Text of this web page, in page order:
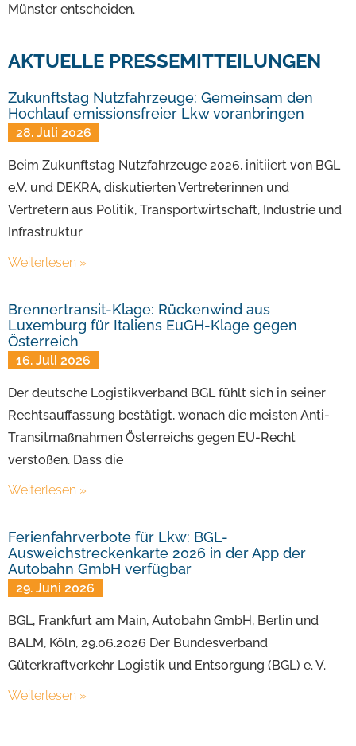
Münster entscheiden.
AKTUELLE PRESSEMITTEILUNGEN
Zukunftstag Nutzfahrzeuge: Gemeinsam den
Hochlauf emissionsfreier Lkw voranbringen
28. Juli 2026
Beim Zukunftstag Nutzfahrzeuge 2026, initiiert von BGL
e.V. und DEKRA, diskutierten Vertreterinnen und
Vertretern aus Politik, Transportwirtschaft, Industrie und
Infrastruktur
Weiterlesen »
Brennertransit-Klage: Rückenwind aus
Luxemburg für Italiens EuGH-Klage gegen
Österreich
16. Juli 2026
Der deutsche Logistikverband BGL fühlt sich in seiner
Rechtsauffassung bestätigt, wonach die meisten Anti-
Transitmaßnahmen Österreichs gegen EU-Recht
verstoßen. Dass die
Weiterlesen »
Ferienfahrverbote für Lkw: BGL-
Ausweichstreckenkarte 2026 in der App der
Autobahn GmbH verfügbar
29. Juni 2026
BGL, Frankfurt am Main, Autobahn GmbH, Berlin und
BALM, Köln, 29.06.2026 Der Bundesverband
Güterkraftverkehr Logistik und Entsorgung (BGL) e. V.
Weiterlesen »